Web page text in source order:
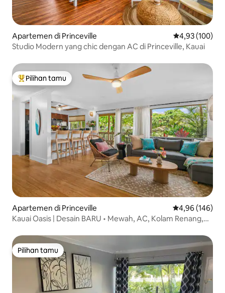
Apartemen di Princeville Nilai rata-rata
4,93 (100)
Studio Modern yang chic dengan AC di Princeville, Kauai
Pilihan tamu terpopuler
Pilihan tamu
Apartemen di Princeville Nilai rata-rata
4,96 (146)
Kauai Oasis | Desain BARU • Mewah, AC, Kolam Renang,
Pilihan tamu
Pilihan tamu